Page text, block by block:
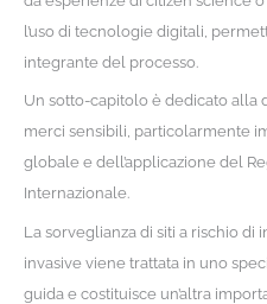
l’uso di tecnologie digitali,
integrante del processo.
Un sotto-capitolo è dedicato alla
merci sensibili, particolarmente
globale e dell’applicazione del
Internazionale.
La sorveglianza di siti a rischio di
invasive viene trattata in uno
guida e costituisce un’altra